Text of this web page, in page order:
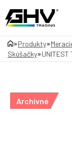
»Produkty»
Skúšačky»
Archivné